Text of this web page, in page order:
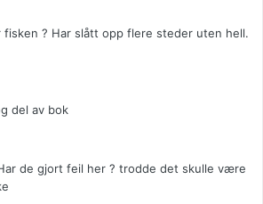
fisken ? Har slått opp flere steder uten hell.
del av bok
de gjort feil her ? trodde det skulle være